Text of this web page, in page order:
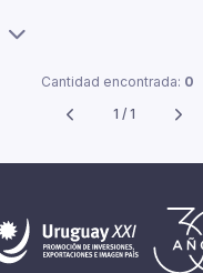
Cantidad encontrada: 0
1 / 1